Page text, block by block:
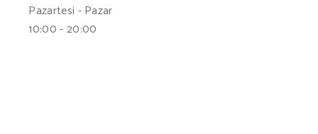
Pazartesi - Pazar
10:00 - 20:00